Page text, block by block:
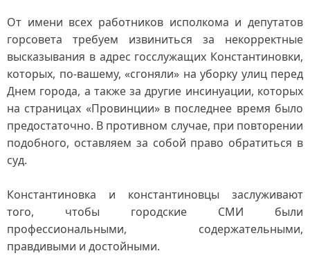
От имени всех работников исполкома и депутатов
горсовета требуем извиниться за некорректные
высказывания в адрес госслужащих Константиновки,
которых, по-вашему, «сгоняли» на уборку улиц перед
Днем города, а также за другие инсинуации, которых
на страницах «Провинции» в последнее время было
предостаточно. В противном случае, при повторении
подобного, оставляем за собой право обратиться в
суд.
Константиновка и константиновцы заслуживают
того, чтобы городские СМИ были
профессиональными, содержательными,
правдивыми и достойными.